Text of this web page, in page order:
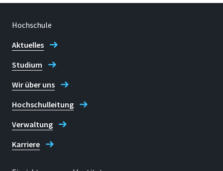
Hochschule
Aktuelles
Studium
Wir über uns
Hochschulleitung
Verwaltung
Karriere